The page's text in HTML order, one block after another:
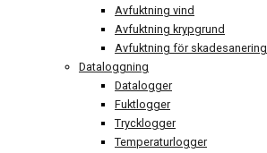
Avfuktning vind
Avfuktning krypgrund
Avfuktning för skadesanering
Dataloggning
Datalogger
Fuktlogger
Trycklogger
Temperaturlogger